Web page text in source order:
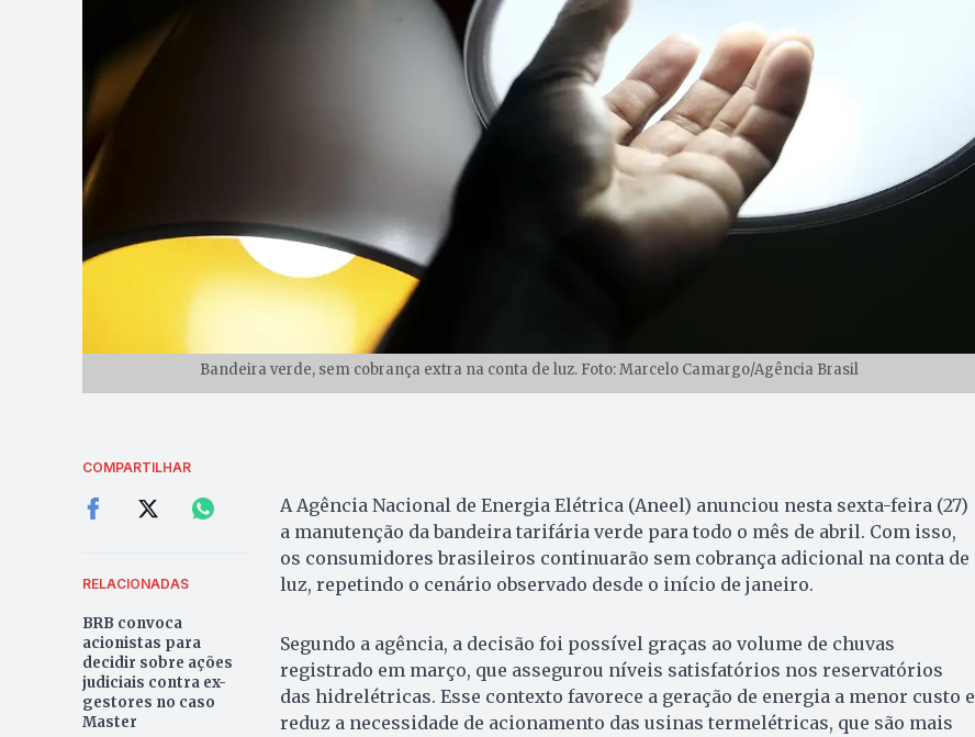
Bandeira verde, sem cobrança extra na conta de luz. Foto: Marcelo Camargo/Agência Brasil
COMPARTILHAR
RELACIONADAS
BRB convoca
acionistas para
decidir sobre ações
judiciais contra ex-
gestores no caso
Master
A Agência Nacional de Energia Elétrica (Aneel) anunciou nesta sexta-feira (27)
a manutenção da bandeira tarifária verde para todo o mês de abril. Com isso,
os consumidores brasileiros continuarão sem cobrança adicional na conta de
luz, repetindo o cenário observado desde o início de janeiro.
Segundo a agência, a decisão foi possível graças ao volume de chuvas
registrado em março, que assegurou níveis satisfatórios nos reservatórios
das hidrelétricas. Esse contexto favorece a geração de energia a menor custo e
reduz a necessidade de acionamento das usinas termelétricas, que são mais